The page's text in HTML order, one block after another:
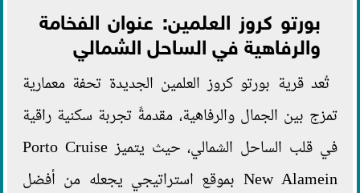
بورتو كروز العلمين: عنوان الفخامة
والرفاهية في الساحل الشمالي
تُعد قرية بورتو كروز العلمين الجديدة تحفة معمارية
تمزج بين الجمال والرفاهية، مقدمةً تجربة سكنية راقية
في قلب الساحل الشمالي، حيث يتميز Porto Cruise
New Alamein بموقع استراتيجي يجعله من أفضل